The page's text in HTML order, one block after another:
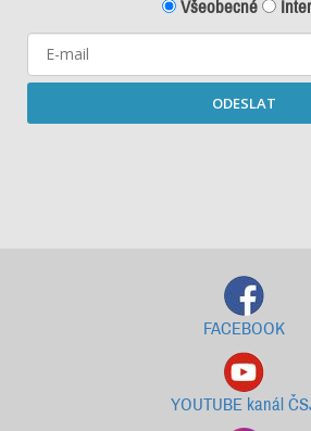
Všeobecné
ODESLAT
FACEBOOK
YOUTUBE kanál